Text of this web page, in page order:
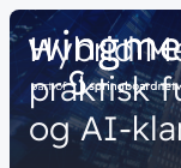
Hybrid
praktisk
og AI-